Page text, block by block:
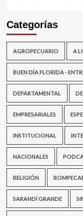
Categorías
AGROPECUARIO A
BUEN DÍA FLORIDA -
DEPARTAMENTAL
EMPRESARIALES
INSTITUCIONAL
NACIONALES
RELIGIÓN
SARANDÍ GRANDE